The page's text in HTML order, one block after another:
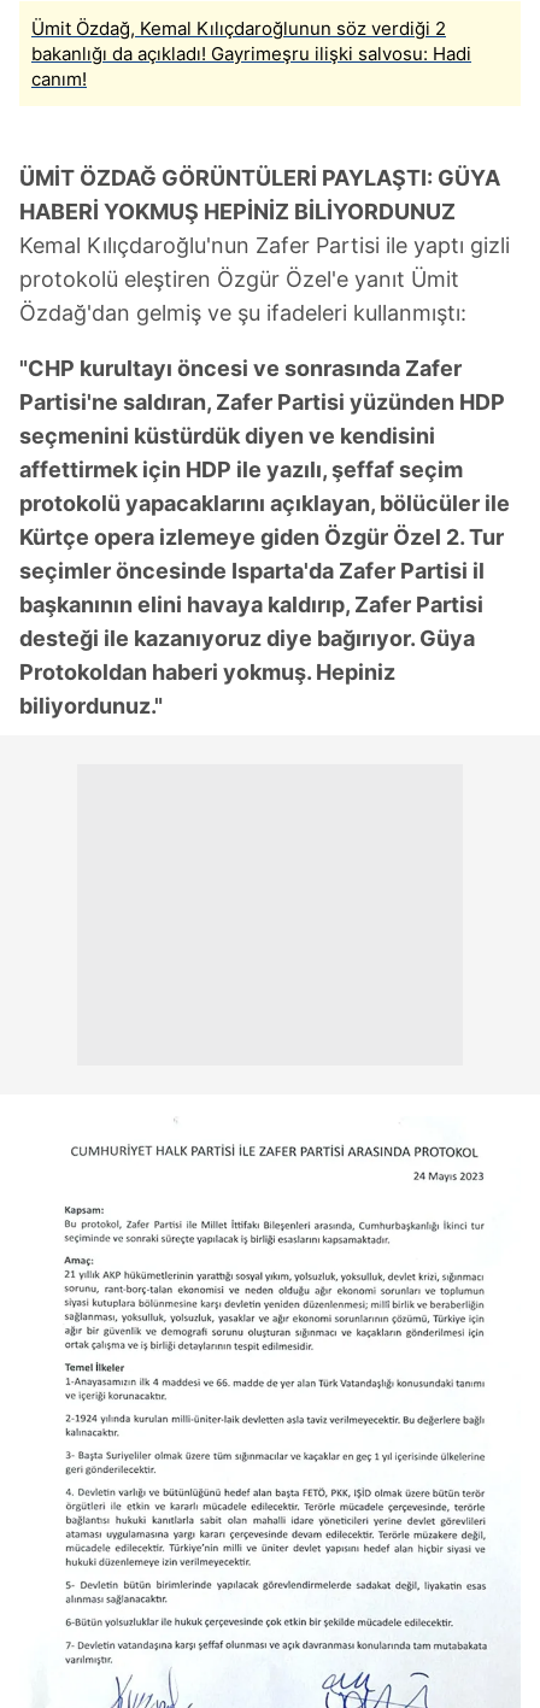
Ümit Özdağ, Kemal Kılıçdaroğlunun söz verdiği 2
bakanlığı da açıkladı! Gayrimeşru ilişki salvosu: Hadi
canım!
ÜMİT ÖZDAĞ GÖRÜNTÜLERİ PAYLAŞTI: GÜYA
HABERİ YOKMUŞ HEPİNİZ BİLİYORDUNUZ
Kemal Kılıçdaroğlu'nun Zafer Partisi ile yaptı gizli
protokolü eleştiren Özgür Özel'e yanıt Ümit
Özdağ'dan gelmiş ve şu ifadeleri kullanmıştı:
"CHP kurultayı öncesi ve sonrasında Zafer
Partisi'ne saldıran, Zafer Partisi yüzünden HDP
seçmenini küstürdük diyen ve kendisini
affettirmek için HDP ile yazılı, şeffaf seçim
protokolü yapacaklarını açıklayan, bölücüler ile
Kürtçe opera izlemeye giden Özgür Özel 2. Tur
seçimler öncesinde Isparta'da Zafer Partisi il
başkanının elini havaya kaldırıp, Zafer Partisi
desteği ile kazanıyoruz diye bağırıyor. Güya
Protokoldan haberi yokmuş. Hepiniz
biliyordunuz."